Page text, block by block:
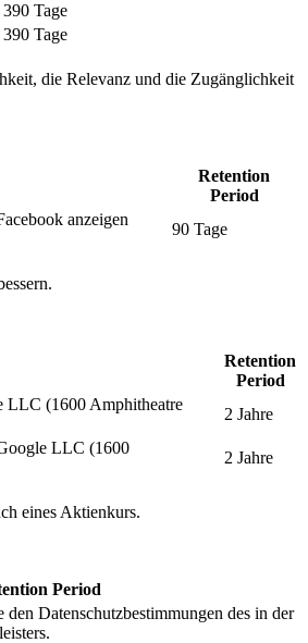
390 Tage
390 Tage
die Relevanz und die Zugänglichkeit
Retention
Period
anzeigen
90 Tage
Retention
Period
LLC (1600 Amphitheatre
2 Jahre
LLC (1600
2 Jahre
eines Aktienkurs.
Period
Datenschutzbestimmungen des in der